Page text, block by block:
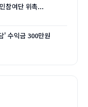
참여단 위촉...
' 수익금 300만원